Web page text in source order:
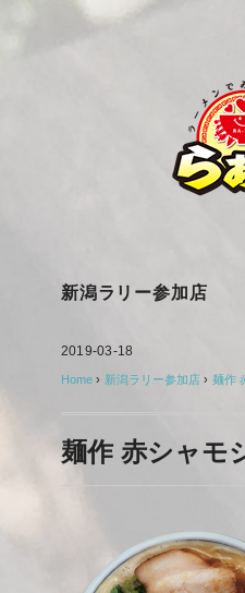
新潟ラリー参加店
2019-03-18
Home › 新潟ラリー参加店 › 麺作
麺作 赤シャモ